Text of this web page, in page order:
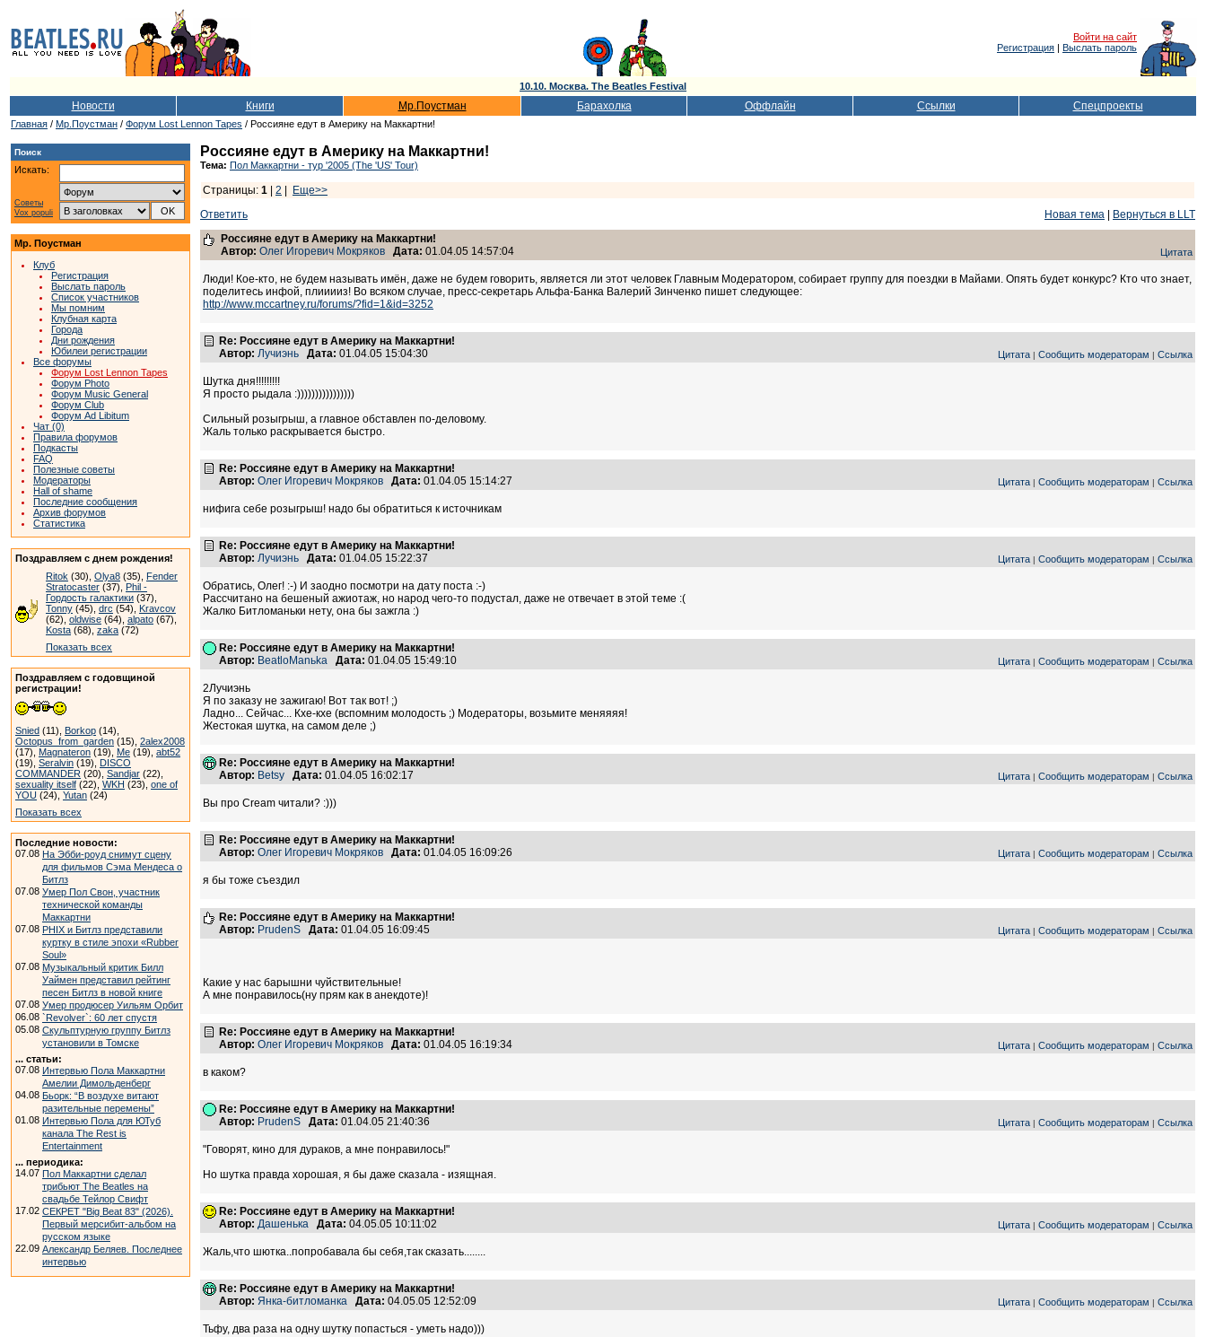
Войти на сайт
Регистрация | Выслать пароль
10.10. Москва. The Beatles Festival
Новости Книги Мр.Поустман Барахолка Оффлайн Ссылки Спецпроекты
Главная / Мр.Поустман / Форум Lost Lennon Tapes / Россияне едут в Америку на Маккартни!
Поиск
Искать:
Советы
Vox populi
Мр. Поустман
Клуб
Регистрация
Выслать пароль
Список участников
Мы помним
Клубная карта
Города
Дни рождения
Юбилеи регистрации
Все форумы
Форум Lost Lennon Tapes
Форум Photo
Форум Music General
Форум Club
Форум Ad Libitum
Чат (0)
Правила форумов
Подкасты
FAQ
Полезные советы
Модераторы
Hall of shame
Последние сообщения
Архив форумов
Статистика
Поздравляем с днем рождения!
Ritok (30), Olya8 (35), Fender
Stratocaster (37), Phil -
Гордость галактики (37),
Tonny (45), drc (54), Kravcov
(62), oldwise (64), alpato (67),
Kosta (68), zaka (72)
Показать всех
Поздравляем с годовщиной
регистрации!
Snied (11), Borkop (14),
Octopus_from_garden (15), 2alex2008
(17), Magnateron (19), Me (19), abt52
(19), Seralvin (19), DISCO
COMMANDER (20), Sandjar (22),
sexuality itself (22), WKH (23), one of
YOU (24), Yutan (24)
Показать всех
Последние новости:
07.08 На Эбби-роуд снимут сцену
для фильмов Сэма Мендеса о
Битлз
07.08 Умер Пол Свон, участник
технической команды
Маккартни
07.08 PHIX и Битлз представили
куртку в стиле эпохи «Rubber
Soul»
07.08 Музыкальный критик Билл
Уаймен представил рейтинг
песен Битлз в новой книге
07.08 Умер продюсер Уильям Орбит
06.08 `Revolver`: 60 лет спустя
05.08 Скульптурную группу Битлз
установили в Томске
... статьи:
07.08 Интервью Пола Маккартни
Амелии Димольденберг
04.08 Бьорк: “В воздухе витают
разительные перемены”
01.08 Интервью Пола для ЮТуб
канала The Rest is
Entertainment
... периодика:
14.07 Пол Маккартни сделал
трибьют The Beatles на
свадьбе Тейлор Свифт
17.02 СЕКРЕТ "Big Beat 83" (2026).
Первый мерсибит-альбом на
русском языке
22.09 Александр Беляев. Последнее
интервью
Россияне едут в Америку на Маккартни!
Тема: Пол Маккартни - тур '2005 (The 'US' Tour)
Страницы: 1 2
Еще>>
Ответить
Новая тема
Вернуться в LLT
Россияне едут в Америку на Маккартни!
Автор: Олег Игоревич Мокряков Дата: 01.04.05 14:57:04 Цитата
Люди! Кое-кто, не будем называть имён, даже не будем говорить, является ли этот человек Главным Модератором, собирает группу для поездки в Майами. Опять будет конкурс? Кто что знает,
поделитесь инфой, плииииз! Во всяком случае, пресс-секретарь Альфа-Банка Валерий Зинченко пишет следующее:
http://www.mccartney.ru/forums/?fid=1&id=3252
Re: Россияне едут в Америку на Маккартни!
Автор: Лучиэнь Дата: 01.04.05 15:04:30 Цитата | Сообщить модераторам | Ссылка
Шутка дня!!!!!!!!!
Я просто рыдала :))))))))))))))))
Сильный розыгрыш, а главное обставлен по-деловому.
Жаль только раскрывается быстро.
Re: Россияне едут в Америку на Маккартни!
Автор: Олег Игоревич Мокряков Дата: 01.04.05 15:14:27 Цитата | Сообщить модераторам | Ссылка
нифига себе розыгрыш! надо бы обратиться к источникам
Re: Россияне едут в Америку на Маккартни!
Автор: Лучиэнь Дата: 01.04.05 15:22:37 Цитата | Сообщить модераторам | Ссылка
Обратись, Олег! :-) И заодно посмотри на дату поста :-)
Рассчитано на бешеный ажиотаж, но народ чего-то подустал, даже не отвечает в этой теме :(
Жалко Битломаньки нету, она бы зажгла :)
Re: Россияне едут в Америку на Маккартни!
Автор: BeatloManьka Дата: 01.04.05 15:49:10 Цитата | Сообщить модераторам | Ссылка
2Лучиэнь
Я по заказу не зажигаю! Вот так вот! ;)
Ладно... Сейчас... Кхе-кхе (вспомним молодость ;) Модераторы, возьмите меняяяя!
Жестокая шутка, на самом деле ;)
Re: Россияне едут в Америку на Маккартни!
Автор: Betsy Дата: 01.04.05 16:02:17 Цитата | Сообщить модераторам | Ссылка
Вы про Cream читали? :)))
Re: Россияне едут в Америку на Маккартни!
Автор: Олег Игоревич Мокряков Дата: 01.04.05 16:09:26 Цитата | Сообщить модераторам | Ссылка
я бы тоже съездил
Re: Россияне едут в Америку на Маккартни!
Автор: PrudenS Дата: 01.04.05 16:09:45 Цитата | Сообщить модераторам | Ссылка
Какие у нас барышни чуйствительные!
А мне понравилось(ну прям как в анекдоте)!
Re: Россияне едут в Америку на Маккартни!
Автор: Олег Игоревич Мокряков Дата: 01.04.05 16:19:34 Цитата | Сообщить модераторам | Ссылка
в каком?
Re: Россияне едут в Америку на Маккартни!
Автор: PrudenS Дата: 01.04.05 21:40:36 Цитата | Сообщить модераторам | Ссылка
"Говорят, кино для дураков, а мне понравилось!"
Но шутка правда хорошая, я бы даже сказала - изящная.
Re: Россияне едут в Америку на Маккартни!
Автор: Дашенька Дата: 04.05.05 10:11:02 Цитата | Сообщить модераторам | Ссылка
Жаль,что шютка..попробавала бы себя,так сказать........
Re: Россияне едут в Америку на Маккартни!
Автор: Янка-битломанка Дата: 04.05.05 12:52:09 Цитата | Сообщить модераторам | Ссылка
Тьфу, два раза на одну шутку попасться - уметь надо)))